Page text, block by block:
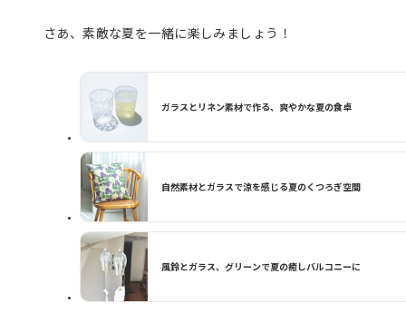
さあ、素敵な夏を一緒に楽しみましょう！
ガラスとリネン素材で作る、爽やかな夏の食卓
自然素材とガラスで涼を感じる夏のくつろぎ空間
風鈴とガラス、グリーンで夏の癒しバルコニーに